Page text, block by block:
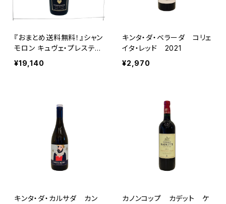
『おまとめ送料無料！』シャン
モロン キュヴェ・プレステー
ジュ ブラン・ド・ブラン
¥19,140
キンタ・ダ・ベラーダ コリェ
イタ・レッド 2021
¥2,970
キンタ・ダ・カルサダ カン
カノンコップ カデット ケ